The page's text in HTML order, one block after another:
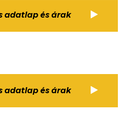
adatlap és árak
adatlap és árak